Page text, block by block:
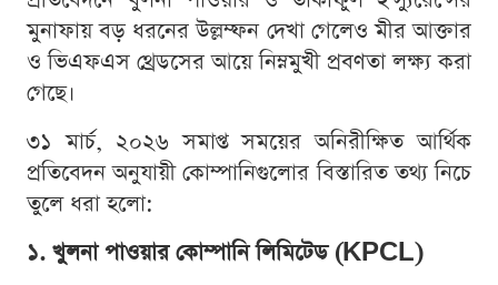
মুনাফায় বড় ধরনের উল্লম্ফন দেখা গেলেও মীর আক্তার
ও ভিএফএস থ্রেডসের আয়ে নিম্নমুখী প্রবণতা লক্ষ্য করা
গেছে।
৩১ মার্চ, ২০২৬ সমাপ্ত সময়ের অনিরীক্ষিত আর্থিক
প্রতিবেদন অনুযায়ী কোম্পানিগুলোর বিস্তারিত তথ্য নিচে
তুলে ধরা হলো:
১. খুলনা পাওয়ার কোম্পানি লিমিটেড (KPCL)